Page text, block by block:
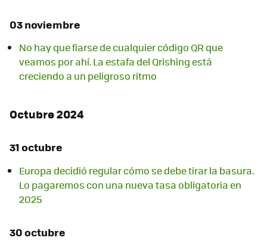
03 noviembre
No hay que fiarse de cualquier código QR que
veamos por ahí. La estafa del Qrishing está
creciendo a un peligroso ritmo
Octubre 2024
31 octubre
Europa decidió regular cómo se debe tirar la basura.
Lo pagaremos con una nueva tasa obligatoria en
2025
30 octubre